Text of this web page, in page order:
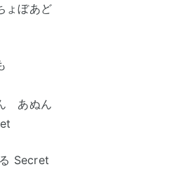
ぼあど
あぬん
Secret